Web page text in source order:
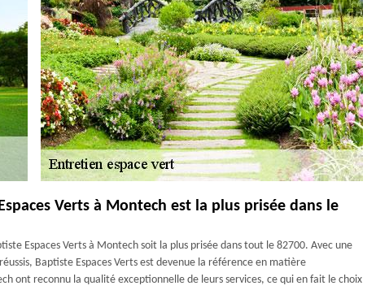
Verts à Montech est la plus prisée dans le
Espaces Verts à Montech soit la plus prisée dans tout le 82700. Avec une
Baptiste Espaces Verts est devenue la référence en matière
ont reconnu la qualité exceptionnelle de leurs services, ce qui en fait le choix